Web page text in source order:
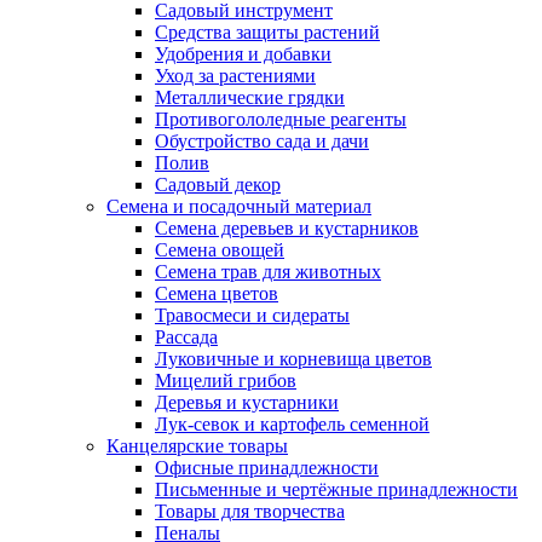
Садовый инструмент
Средства защиты растений
Удобрения и добавки
Уход за растениями
Металлические грядки
Противогололедные реагенты
Обустройство сада и дачи
Полив
Садовый декор
Семена и посадочный материал
Семена деревьев и кустарников
Семена овощей
Семена трав для животных
Семена цветов
Травосмеси и сидераты
Рассада
Луковичные и корневища цветов
Мицелий грибов
Деревья и кустарники
Лук-севок и картофель семенной
Канцелярские товары
Офисные принадлежности
Письменные и чертёжные принадлежности
Товары для творчества
Пеналы